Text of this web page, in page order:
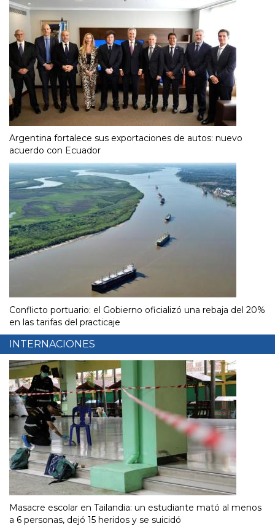
Argentina fortalece sus exportaciones de autos: nuevo
acuerdo con Ecuador
Conflicto portuario: el Gobierno oficializó una rebaja del 20%
en las tarifas del practicaje
INTERNACIONES
Masacre escolar en Tailandia: un estudiante mató al menos
a 6 personas, dejó 15 heridos y se suicidó